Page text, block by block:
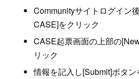
Communityサイトログイン
CASE]をクリック
CASE起票画面の上部の
リック
情報を記入し[Submit]ボタ